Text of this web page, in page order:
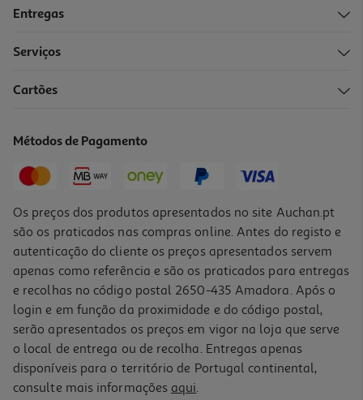
Entregas
Serviços
Cartões
Métodos de Pagamento
Os preços dos produtos apresentados no site Auchan.pt
são os praticados nas compras online. Antes do registo e
autenticação do cliente os preços apresentados servem
apenas como referência e são os praticados para entregas
e recolhas no código postal 2650-435 Amadora. Após o
login e em função da proximidade e do código postal,
serão apresentados os preços em vigor na loja que serve
o local de entrega ou de recolha. Entregas apenas
disponíveis para o território de Portugal continental,
consulte mais informações aqui.